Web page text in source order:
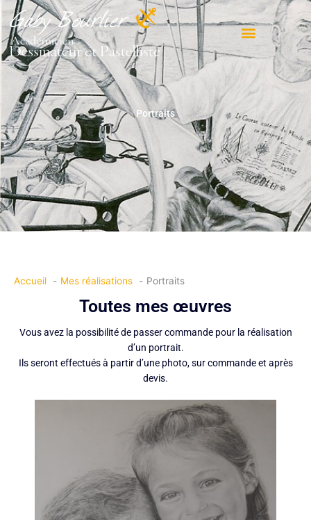
Aller
au
contenu
Portraits
Accueil Mes réalisations Portraits
Toutes mes œuvres
Vous avez la possibilité de passer commande pour la réalisation
d’un portrait.
Ils seront effectués à partir d’une photo, sur commande et après
devis.